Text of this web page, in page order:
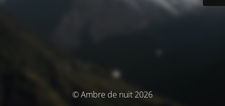
© Ambre de nuit 2026